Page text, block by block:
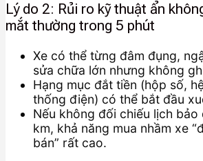
Lý do 2: Rủi ro kỹ thuật ẩn
mắt thường trong 5 phút
Xe có thể từng đâm đụng,
sửa chữa lớn nhưng không
Hạng mục đắt tiền (hộp số,
thống điện) có thể bắt đầu
Nếu không đối chiếu lịch
km, khả năng mua nhầm xe
bán” rất cao.